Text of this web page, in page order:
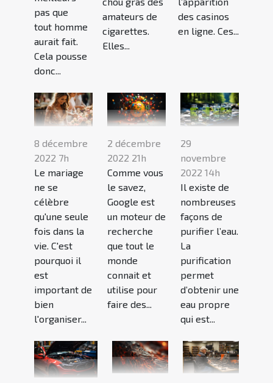
pas que
tout homme
aurait fait.
Cela pousse
donc...
amateurs de
cigarettes.
Elles...
des casinos
en ligne. Ces...
8 décembre
2022 7h
Le mariage
ne se
célèbre
qu'une seule
fois dans la
vie. C'est
pourquoi il
est
important de
bien
l'organiser...
2 décembre
2022 21h
Comme vous
le savez,
Google est
un moteur de
recherche
que tout le
monde
connait et
utilise pour
faire des...
29
novembre
2022 14h
Il existe de
nombreuses
façons de
purifier l’eau.
La
purification
permet
d’obtenir une
eau propre
qui est...